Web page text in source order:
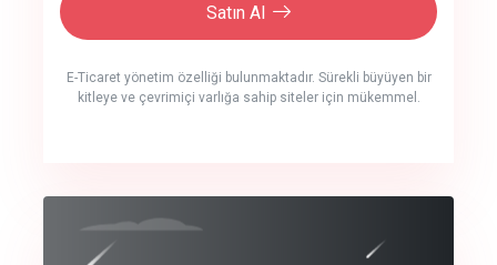
Satın Al
E-Ticaret yönetim özelliği bulunmaktadır. Sürekli büyüyen bir
kitleye ve çevrimiçi varlığa sahip siteler için mükemmel.
crm auto cync